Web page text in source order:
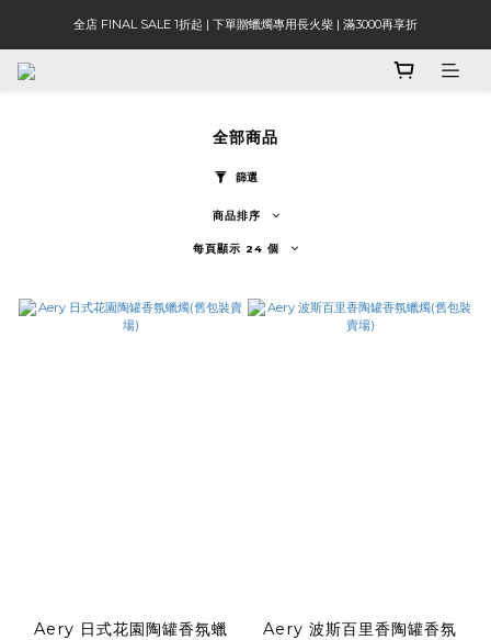
全店 FINAL SALE 1折起 | 下單贈蠟燭專用長火柴 | 滿3000再享折
全部商品
篩選
商品排序
每頁顯示 24 個
Aery 日式花園陶罐香氛蠟
Aery 波斯百里香陶罐香氛